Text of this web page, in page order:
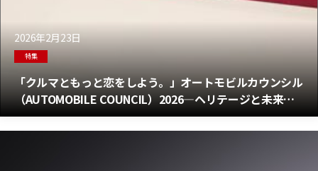
2026年2月23日
特集
「クルマともっと恋をしよう。」オートモビルカウンシル
（AUTOMOBILE COUNCIL）2026―ヘリテージと未来が
交差する3日間